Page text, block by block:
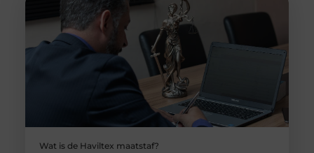
Wat is de Haviltex maatstaf?